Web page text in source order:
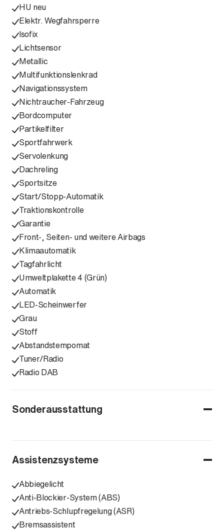
HU neu
Elektr. Wegfahrsperre
Isofix
Lichtsensor
Metallic
Multifunktionslenkrad
Navigationssystem
Nichtraucher-Fahrzeug
Bordcomputer
Partikelfilter
Sportfahrwerk
Servolenkung
Dachreling
Sportsitze
Start/Stopp-Automatik
Traktionskontrolle
Garantie
Front-, Seiten- und weitere Airbags
Klimaautomatik
Tagfahrlicht
Umweltplakette 4 (Grün)
Automatik
LED-Scheinwerfer
Grau
Stoff
Abstandstempomat
Tuner/Radio
Radio DAB
Sonderausstattung
Assistenzsysteme
Abbiegelicht
Anti-Blockier-System (ABS)
Antriebs-Schlupfregelung (ASR)
Bremsassistent